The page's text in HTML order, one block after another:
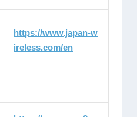
https://www.japan-w
ireless.com/en